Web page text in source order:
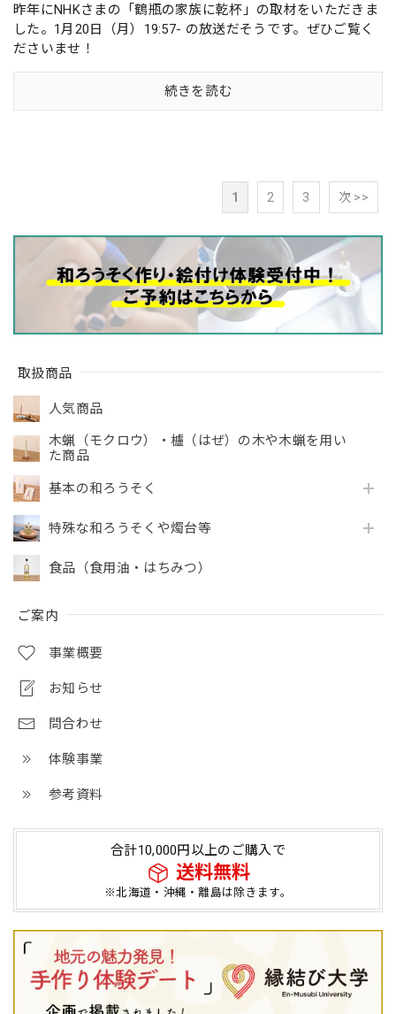
取扱商品
人気商品
木蝋（モクロウ）・櫨（はぜ）の木や木蝋を用い
た商品
基本の和ろうそく
特殊な和ろうそくや燭台等
食品（食用油・はちみつ）
ご案内
事業概要
お知らせ
問合わせ
体験事業
参考資料
合計10,000円以上のご購入で
送料無料
※北海道・沖縄・離島は除きます。
昨年にNHKさまの「鶴瓶の家族に乾杯」の取材をいただきま
した。1月20日（月）19:57- の放送だそうです。ぜひご覧く
ださいませ！
続きを読む
1 2 3 次 >>